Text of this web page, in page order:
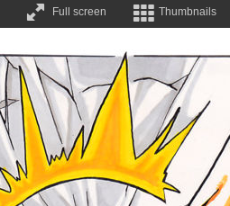
Full screen Thumbnails